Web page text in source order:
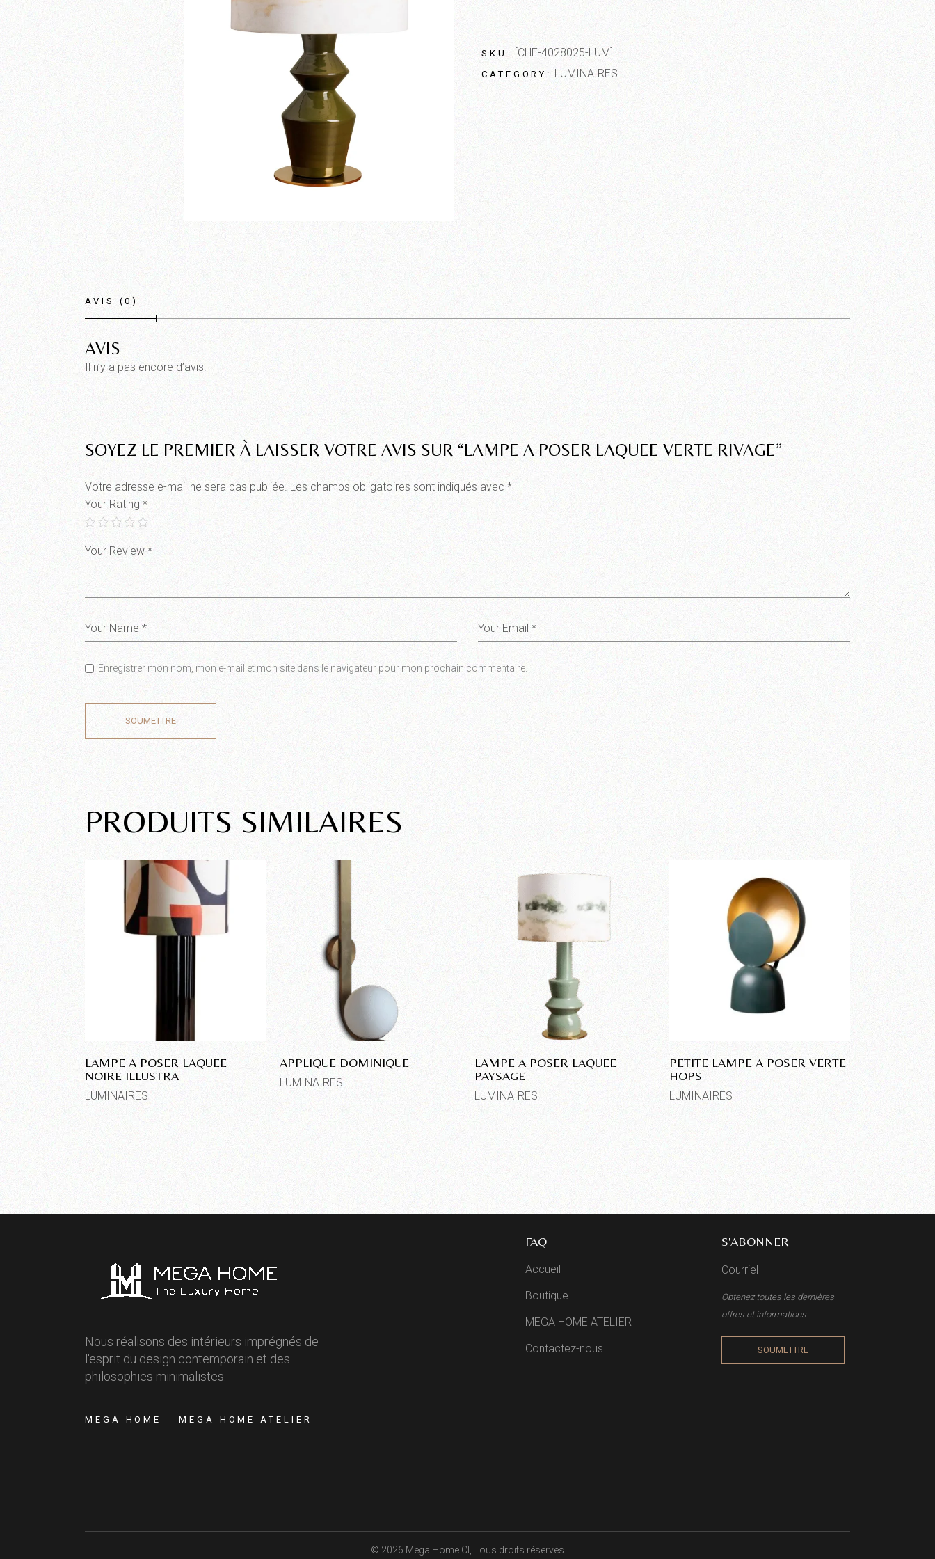
SKU: [CHE-4028025-LUM]
CATEGORY: LUMINAIRES
AVIS (0)
AVIS
Il n’y a pas encore d’avis.
SOYEZ LE PREMIER À LAISSER VOTRE AVIS SUR “LAMPE A POSER LAQUEE VERTE RIVAGE”
Votre adresse e-mail ne sera pas publiée. Les champs obligatoires sont indiqués avec *
Your Rating *
Enregistrer mon nom, mon e-mail et mon site dans le navigateur pour mon prochain commentaire.
SOUMETTRE
PRODUITS SIMILAIRES
LAMPE A POSER LAQUEE
NOIRE ILLUSTRA
LUMINAIRES
APPLIQUE DOMINIQUE
LUMINAIRES
LAMPE A POSER LAQUEE
PAYSAGE
LUMINAIRES
PETITE LAMPE A POSER VERTE
HOPS
LUMINAIRES
Nous réalisons des intérieurs imprégnés de
l'esprit du design contemporain et des
philosophies minimalistes.
MEGA HOME MEGA HOME ATELIER
FAQ
Accueil
Boutique
MEGA HOME ATELIER
Contactez-nous
S'ABONNER
Obtenez toutes les dernières
offres et informations
SOUMETTRE
© 2026 Mega Home CI , Tous droits réservés